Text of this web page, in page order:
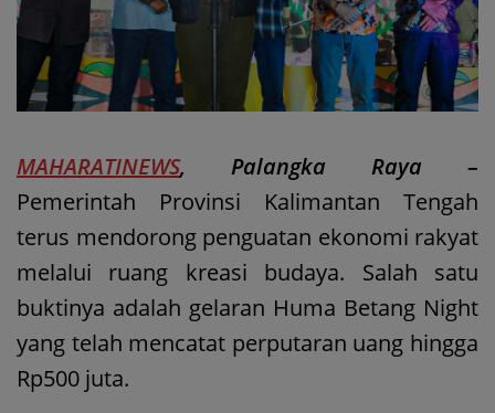
MAHARATINEWS, Palangka Raya –
Pemerintah Provinsi Kalimantan Tengah
terus mendorong penguatan ekonomi rakyat
melalui ruang kreasi budaya. Salah satu
buktinya adalah gelaran Huma Betang Night
yang telah mencatat perputaran uang hingga
Rp500 juta.